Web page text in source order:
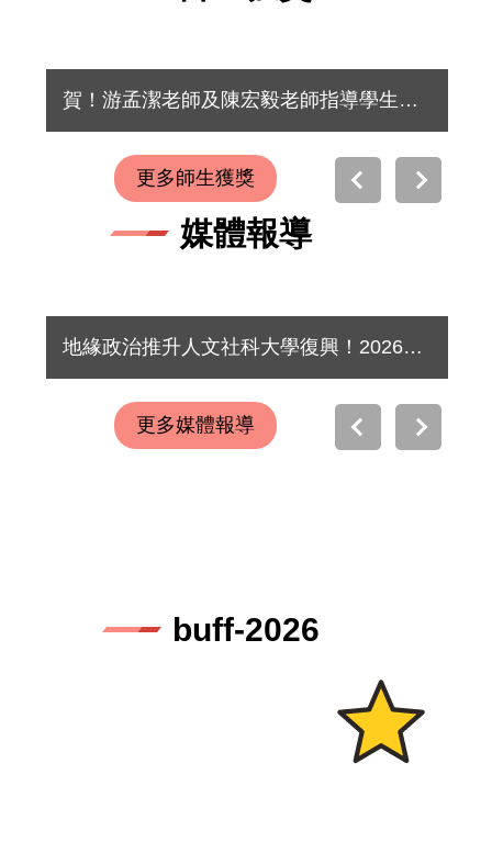
賀！游孟潔老師及陳宏毅老師指導學生林妤臻、何健嘉、張雅雯榮獲「2026年全國技專校院學生實務專題製作競賽暨成果展」機械與動力機械群第三名
更多師生獲獎
媒體報導
地緣政治推升人文社科大學復興！2026遠見台灣最佳大學排行榜（遠見雜誌）
更多媒體報導
buff-2026